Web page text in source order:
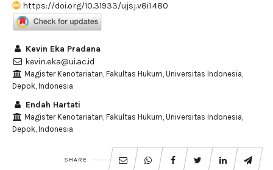
https://doi.org/10.31933/ujsj.v8i1.480
Kevin Eka Pradana
kevin.eka@ui.ac.id
Magister Kenotariatan, Fakultas Hukum, Universitas Indonesia,
Depok, Indonesia
Endah Hartati
Magister Kenotariatan, Fakultas Hukum, Universitas Indonesia,
Depok, Indonesia
SHARE